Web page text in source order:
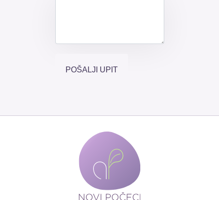
POŠALJI UPIT